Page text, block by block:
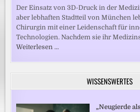
Der Einsatz von 3D-Druck in der
aber lebhaften Stadtteil von München
Chirurgin mit einer Leidenschaft für
Technologien. Nachdem sie ihr
Weiterlesen …
WISSENSWERTES
„Neugierde